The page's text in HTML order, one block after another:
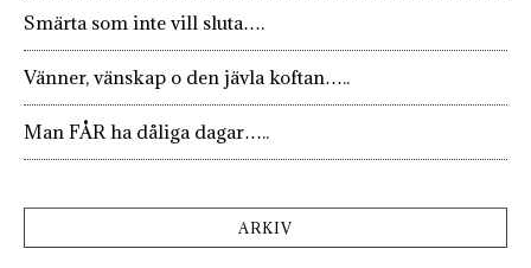
Smärta som inte vill sluta….
Vänner, vänskap o den jävla koftan…..
Man FÅR ha dåliga dagar…..
ARKIV